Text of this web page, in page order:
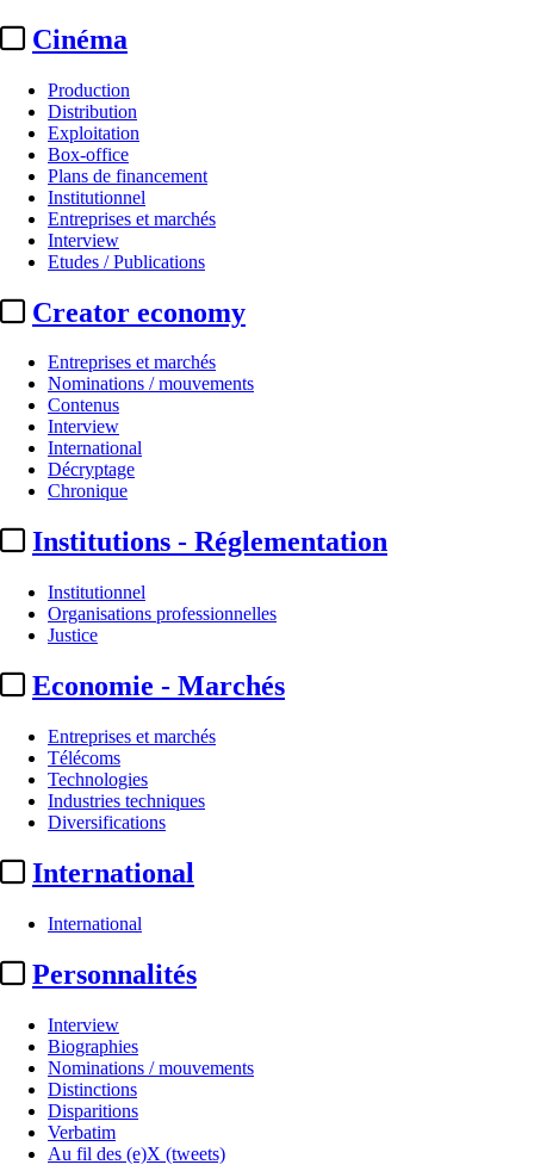
Cinéma
Production
Distribution
Exploitation
Box-office
Plans de financement
Institutionnel
Entreprises et marchés
Interview
Etudes / Publications
Creator economy
Entreprises et marchés
Nominations / mouvements
Contenus
Interview
International
Décryptage
Chronique
Institutions - Réglementation
Institutionnel
Organisations professionnelles
Justice
Economie - Marchés
Entreprises et marchés
Télécoms
Technologies
Industries techniques
Diversifications
International
International
Personnalités
Interview
Biographies
Nominations / mouvements
Distinctions
Disparitions
Verbatim
Au fil des (e)X (tweets)
Infos abonnés
Satellifacts fait une pause cet été du lundi 3 août au ...
lecture...